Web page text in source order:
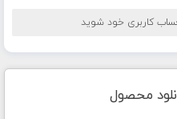
کاربری خود شوید
محصول